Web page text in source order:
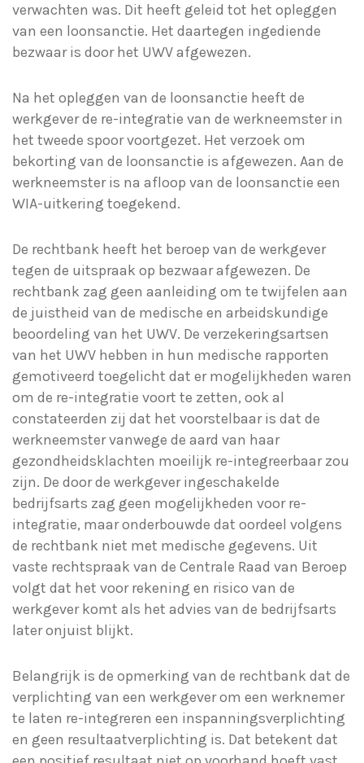
verwachten was. Dit heeft geleid tot het opleggen
van een loonsanctie. Het daartegen ingediende
bezwaar is door het UWV afgewezen.
Na het opleggen van de loonsanctie heeft de
werkgever de re-integratie van de werkneemster in
het tweede spoor voortgezet. Het verzoek om
bekorting van de loonsanctie is afgewezen. Aan de
werkneemster is na afloop van de loonsanctie een
WIA-uitkering toegekend.
De rechtbank heeft het beroep van de werkgever
tegen de uitspraak op bezwaar afgewezen. De
rechtbank zag geen aanleiding om te twijfelen aan
de juistheid van de medische en arbeidskundige
beoordeling van het UWV. De verzekeringsartsen
van het UWV hebben in hun medische rapporten
gemotiveerd toegelicht dat er mogelijkheden waren
om de re-integratie voort te zetten, ook al
constateerden zij dat het voorstelbaar is dat de
werkneemster vanwege de aard van haar
gezondheidsklachten moeilijk re-integreerbaar zou
zijn. De door de werkgever ingeschakelde
bedrijfsarts zag geen mogelijkheden voor re-
integratie, maar onderbouwde dat oordeel volgens
de rechtbank niet met medische gegevens. Uit
vaste rechtspraak van de Centrale Raad van Beroep
volgt dat het voor rekening en risico van de
werkgever komt als het advies van de bedrijfsarts
later onjuist blijkt.
Belangrijk is de opmerking van de rechtbank dat de
verplichting van een werkgever om een werknemer
te laten re-integreren een inspanningsverplichting
en geen resultaatverplichting is. Dat betekent dat